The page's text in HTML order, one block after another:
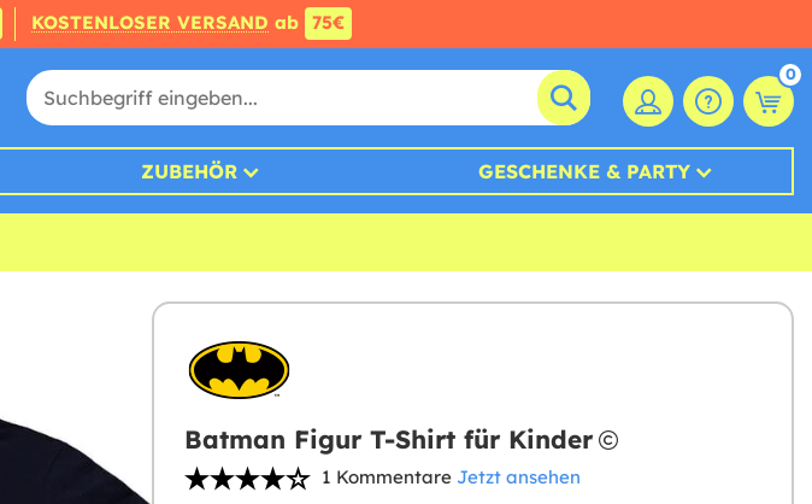
KOSTENLOSER VERSAND ab 75€
0
ZUBEHÖR GESCHENKE & PARTY
Batman Figur T-Shirt für Kinder
1 Kommentare Jetzt ansehen